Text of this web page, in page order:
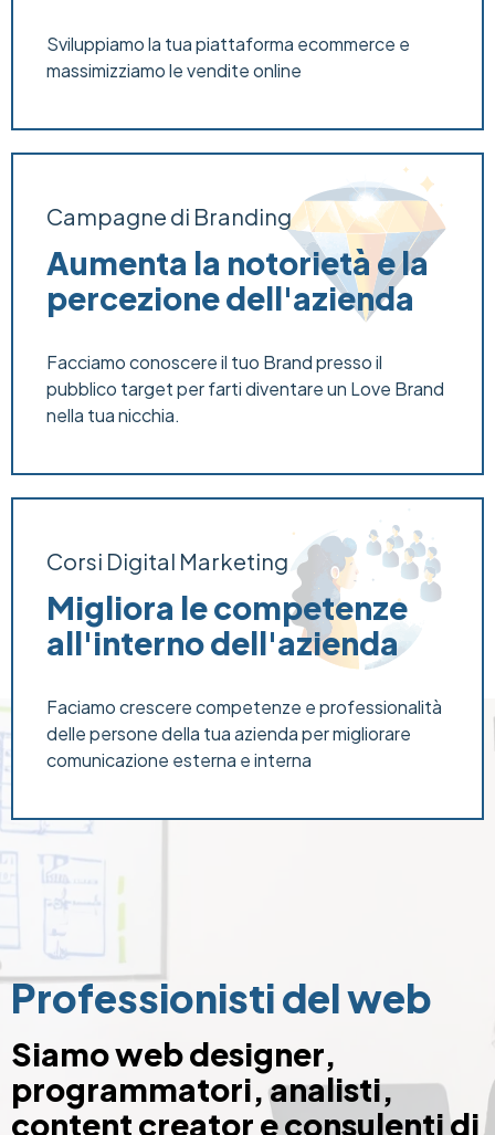
Sviluppiamo la tua piattaforma ecommerce e
massimizziamo le vendite online
Campagne di Branding
Aumenta la notorietà e la
percezione dell'azienda
Facciamo conoscere il tuo Brand presso il
pubblico target per farti diventare un Love Brand
nella tua nicchia.
Corsi Digital Marketing
Migliora le competenze
all'interno dell'azienda
Faciamo crescere competenze e professionalità
delle persone della tua azienda per migliorare
comunicazione esterna e interna
Professionisti del web
Siamo web designer,
programmatori, analisti,
content creator e consulenti di